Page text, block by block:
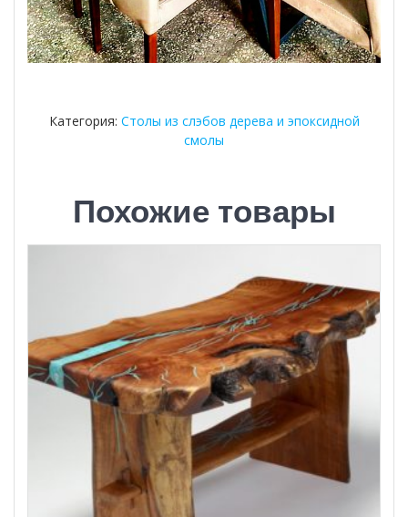
Категория: Столы из слэбов дерева и эпоксидной
смолы
Похожие товары